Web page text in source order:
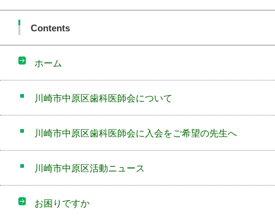
Contents
ホーム
川崎市中原区歯科医師会について
川崎市中原区歯科医師会に入会をご希望の先生へ
川崎市中原区活動ニュース
お困りですか